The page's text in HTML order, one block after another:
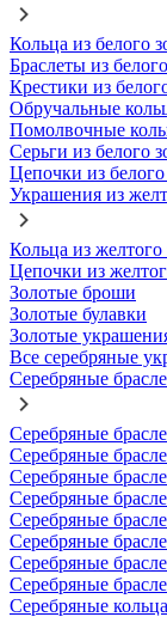
Кольца из белого
Браслеты из
Крестики из
Обручальные
Помолвочные
Серьги из белого
Цепочки из белого
Украшения из
Кольца из желтого
Цепочки из
Золотые броши
Золотые булавки
Золотые
Все серебряные
Серебряные
Серебряные
Серебряные
Серебряные
Серебряные
Серебряные
Серебряные
Серебряные
Серебряные
Серебряные кольца